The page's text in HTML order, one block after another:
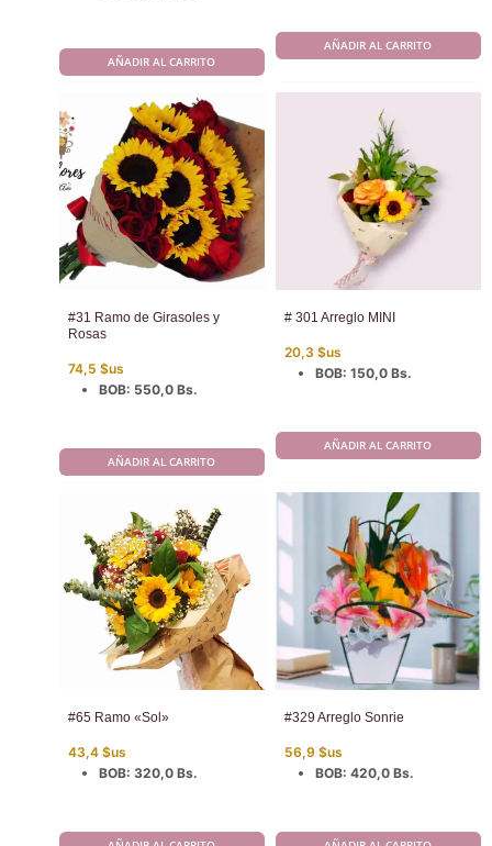
AÑADIR AL CARRITO
AÑADIR AL CARRITO
#31 Ramo de Girasoles y
Rosas
74,5 $us
BOB: 550,0 Bs.
AÑADIR AL CARRITO
# 301 Arreglo MINI
20,3 $us
BOB: 150,0 Bs.
AÑADIR AL CARRITO
#65 Ramo «Sol»
43,4 $us
BOB: 320,0 Bs.
#329 Arreglo Sonrie
56,9 $us
BOB: 420,0 Bs.